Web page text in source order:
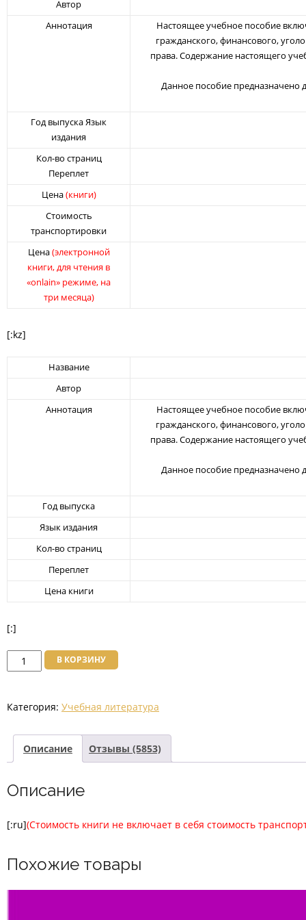
Автор
Аннотация
Настоящее учебное пособие
гражданского, финансового,
права. Содержание настоящего
Данное пособие предназначено
Год выпуска Язык
издания
Кол-во страниц
Переплет
Цена(книги)
Стоимость
транспортировки
Цена(электронной
книги, для чтения в
«onlain» режиме, на
три месяца)
[:kz]
Название
Автор
Аннотация
Настоящее учебное пособие
гражданского, финансового,
права. Содержание настоящего
Данное пособие предназначено
Год выпуска
Язык издания
Кол-во страниц
Переплет
Цена книги
[:]
Количество
товара
Права
В КОРЗИНУ
Категория: Учебная литература
Описание Отзывы (5853)
Описание
[:ru](Стоимость книги не включает в себя стоимость
Похожие товары